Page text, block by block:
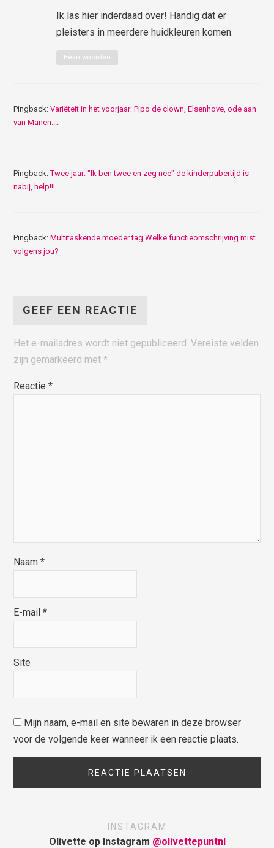
Ik las hier inderdaad over! Handig dat er
pleisters in meerdere huidkleuren komen.
Beantwoorden
Pingback:Variëteit in het voorjaar: Pipo de clown, Elsenhove, ode aan
van Manen....
Pingback:Twee jaar: "Ik ben twee en zeg nee" de kinderpubertijd is
nabij, help!!!
Pingback:Multitaskende moeder tag Welke functieomschrijving mist
volgens jou?
GEEF EEN REACTIE
Het e-mailadres wordt niet gepubliceerd. Vereiste velden
zijn gemarkeerd met*
Reactie*
Naam*
E-mail*
Site
Mijn naam, e-mail en site bewaren in deze browser
voor de volgende keer wanneer ik een reactie plaats.
INSTAGRAM
Olivette op Instagram @olivettepuntnl